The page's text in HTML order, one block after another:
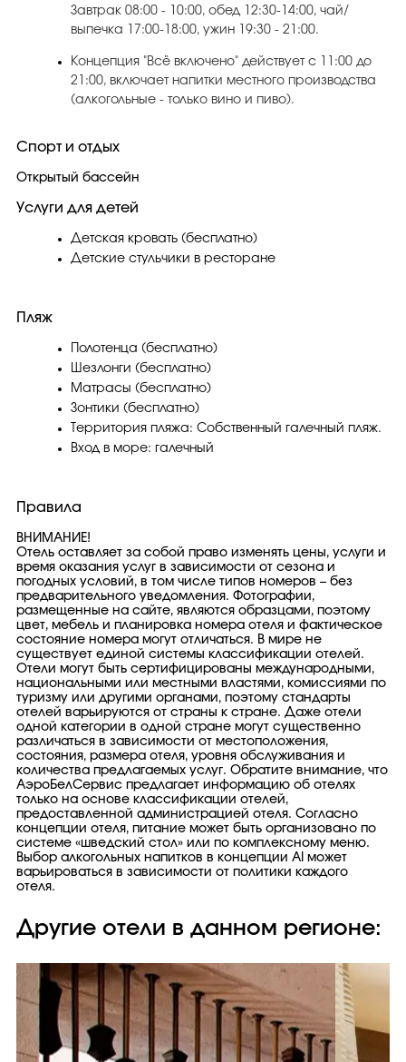
Завтрак 08:00 - 10:00, обед 12:30-14:00, чай/
выпечка 17:00-18:00, ужин 19:30 - 21:00.
Концепция "Всё включено" действует с 11:00 до
21:00, включает напитки местного производства
(алкогольные - только вино и пиво).
Спорт и отдых
Открытый бассейн
Услуги для детей
Детская кровать (бесплатно)
Детские стульчики в ресторане
Пляж
Полотенца (бесплатно)
Шезлонги (бесплатно)
Матрасы (бесплатно)
Зонтики (бесплатно)
Территория пляжа: Собственный галечный пляж.
Вход в море: галечный
Правила
ВНИМАНИЕ!
Отель оставляет за собой право изменять цены, услуги и
время оказания услуг в зависимости от сезона и
погодных условий, в том числе типов номеров – без
предварительного уведомления. Фотографии,
размещенные на сайте, являются образцами, поэтому
цвет, мебель и планировка номера отеля и фактическое
состояние номера могут отличаться. В мире не
существует единой системы классификации отелей.
Отели могут быть сертифицированы международными,
национальными или местными властями, комиссиями по
туризму или другими органами, поэтому стандарты
отелей варьируются от страны к стране. Даже отели
одной категории в одной стране могут существенно
различаться в зависимости от местоположения,
состояния, размера отеля, уровня обслуживания и
количества предлагаемых услуг. Обратите внимание, что
АэроБелСервис предлагает информацию об отелях
только на основе классификации отелей,
предоставленной администрацией отеля. Согласно
концепции отеля, питание может быть организовано по
системе «шведский стол» или по комплексному меню.
Выбор алкогольных напитков в концепции AI может
варьироваться в зависимости от политики каждого
отеля.
Другие отели в данном регионе: